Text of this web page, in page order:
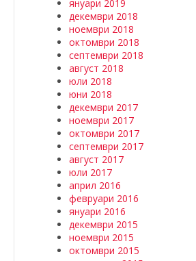
януари 2019
декември 2018
ноември 2018
октомври 2018
септември 2018
август 2018
юли 2018
юни 2018
декември 2017
ноември 2017
октомври 2017
септември 2017
август 2017
юли 2017
април 2016
февруари 2016
януари 2016
декември 2015
ноември 2015
октомври 2015